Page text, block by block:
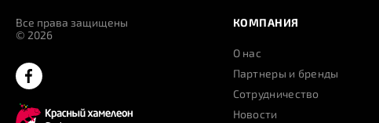
Все права защищены
© 2026
КОМПАНИЯ
О нас
Партнеры и бренды
Сотрудничество
Новости